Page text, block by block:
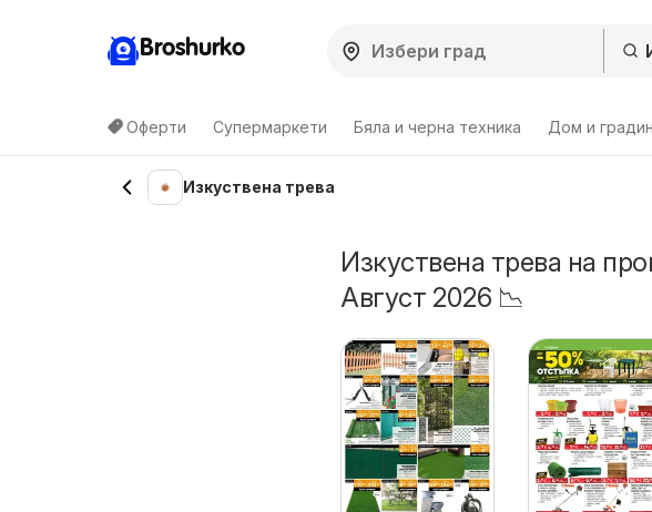
Broshurko
Оферти Супермаркети Бяла и черна техника Дом и
Изкуствена трева
Изкуствена трева на
Август 2026 📉